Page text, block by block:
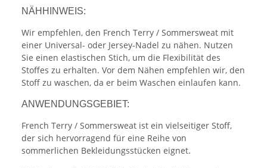
NÄHHINWEIS:
Wir empfehlen, den French Terry / Sommersweat mit
einer Universal- oder Jersey-Nadel zu nähen. Nutzen
Sie einen elastischen Stich, um die Flexibilität des
Stoffes zu erhalten. Vor dem Nähen empfehlen wir, den
Stoff zu waschen, da er beim Waschen einlaufen kann.
ANWENDUNGSGEBIET:
French Terry / Sommersweat ist ein vielseitiger Stoff,
der sich hervorragend für eine Reihe von
sommerlichen Bekleidungsstücken eignet.